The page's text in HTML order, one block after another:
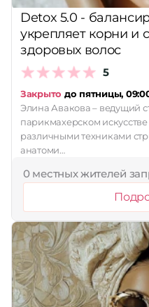
Detox 5.0 -
укрепляет корни и
здоровых волос
5
Закрыто до пятницы,
Элина Авакова – ведущий
парикмахерском
различными техниками
анатоми…
0 местных жителей